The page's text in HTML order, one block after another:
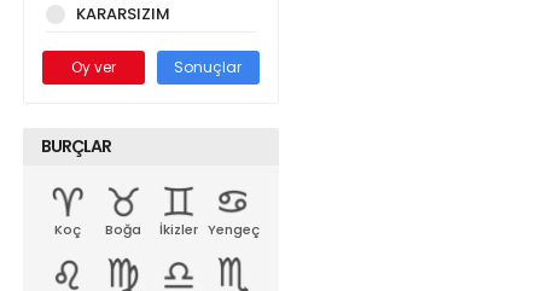
KARARSIZIM
Oy ver Sonuçlar
BURÇLAR
Koç Boğa İkizler Yengeç